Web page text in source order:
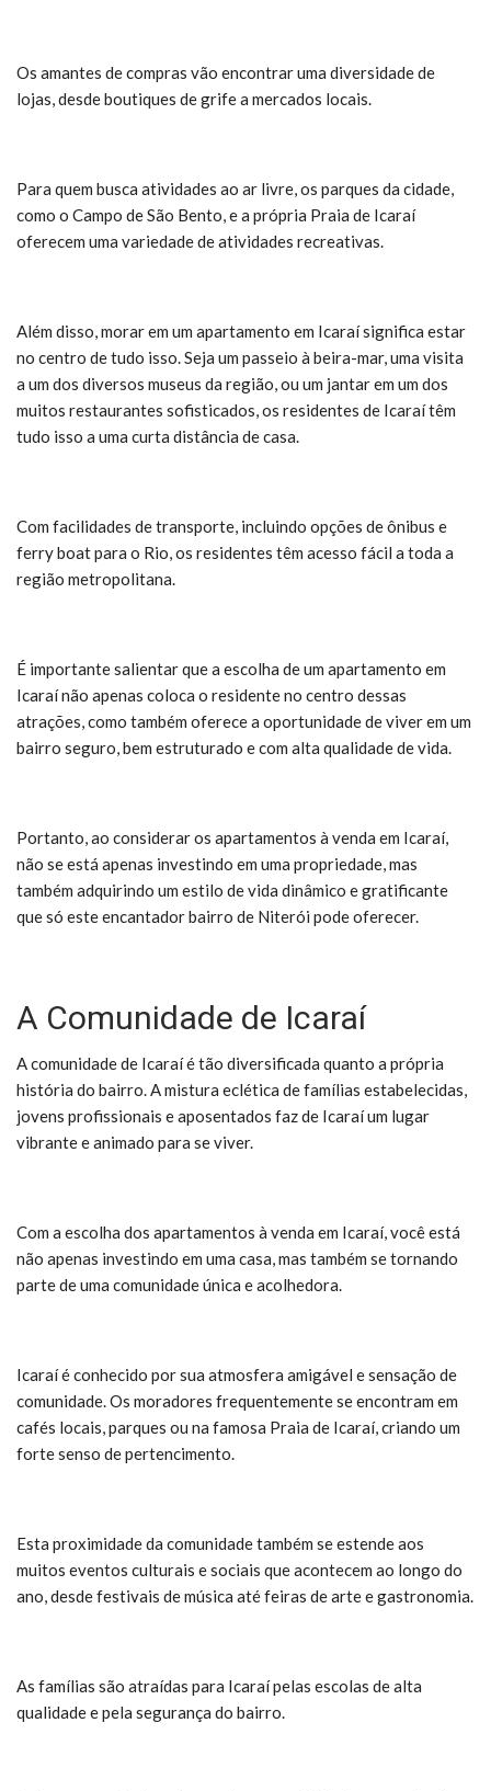
Os amantes de compras vão encontrar uma diversidade de
lojas, desde boutiques de grife a mercados locais.
Para quem busca atividades ao ar livre, os parques da cidade,
como o Campo de São Bento, e a própria Praia de Icaraí
oferecem uma variedade de atividades recreativas.
Além disso, morar em um apartamento em Icaraí significa estar
no centro de tudo isso. Seja um passeio à beira-mar, uma visita
a um dos diversos museus da região, ou um jantar em um dos
muitos restaurantes sofisticados, os residentes de Icaraí têm
tudo isso a uma curta distância de casa.
Com facilidades de transporte, incluindo opções de ônibus e
ferry boat para o Rio, os residentes têm acesso fácil a toda a
região metropolitana.
É importante salientar que a escolha de um apartamento em
Icaraí não apenas coloca o residente no centro dessas
atrações, como também oferece a oportunidade de viver em um
bairro seguro, bem estruturado e com alta qualidade de vida.
Portanto, ao considerar os apartamentos à venda em Icaraí,
não se está apenas investindo em uma propriedade, mas
também adquirindo um estilo de vida dinâmico e gratificante
que só este encantador bairro de Niterói pode oferecer.
A Comunidade de Icaraí
A comunidade de Icaraí é tão diversificada quanto a própria
história do bairro. A mistura eclética de famílias estabelecidas,
jovens profissionais e aposentados faz de Icaraí um lugar
vibrante e animado para se viver.
Com a escolha dos apartamentos à venda em Icaraí, você está
não apenas investindo em uma casa, mas também se tornando
parte de uma comunidade única e acolhedora.
Icaraí é conhecido por sua atmosfera amigável e sensação de
comunidade. Os moradores frequentemente se encontram em
cafés locais, parques ou na famosa Praia de Icaraí, criando um
forte senso de pertencimento.
Esta proximidade da comunidade também se estende aos
muitos eventos culturais e sociais que acontecem ao longo do
ano, desde festivais de música até feiras de arte e gastronomia.
As famílias são atraídas para Icaraí pelas escolas de alta
qualidade e pela segurança do bairro.